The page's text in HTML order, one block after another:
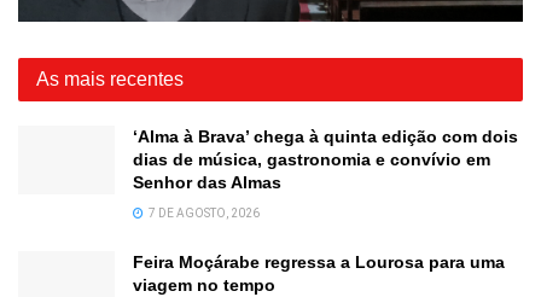
As mais recentes
‘Alma à Brava’ chega à quinta edição com dois
dias de música, gastronomia e convívio em
Senhor das Almas
7 DE AGOSTO, 2026
Feira Moçárabe regressa a Lourosa para uma
viagem no tempo